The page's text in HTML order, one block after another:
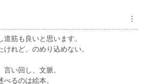
位)
位)
位)
︙
筋も良いと思います。
れど、のめり込めない。
い回し、文脈。
るのは絵本。